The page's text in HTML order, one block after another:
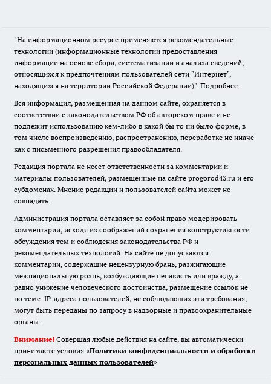
"На информационном ресурсе применяются рекомендательные
технологии (информационные технологии предоставления
информации на основе сбора, систематизации и анализа сведений,
относящихся к предпочтениям пользователей сети "Интернет",
находящихся на территории Российской Федерации)". Подробнее
Вся информация, размещенная на данном сайте, охраняется в
соответствии с законодательством РФ об авторском праве и не
подлежит использованию кем-либо в какой бы то ни было форме, в
том числе воспроизведению, распространению, переработке не иначе
как с письменного разрешения правообладателя.
Редакция портала не несет ответственности за комментарии и
материалы пользователей, размещенные на сайте progorod43.ru и его
субдоменах. Мнение редакции и пользователей сайта может не
совпадать.
Администрация портала оставляет за собой право модерировать
комментарии, исходя из соображений сохранения конструктивности
обсуждения тем и соблюдения законодательства РФ и
рекомендательных технологий. На сайте не допускаются
комментарии, содержащие нецензурную брань, разжигающие
межнациональную рознь, возбуждающие ненависть или вражду, а
равно унижение человеческого достоинства, размещение ссылок не
по теме. IP-адреса пользователей, не соблюдающих эти требования,
могут быть переданы по запросу в надзорные и правоохранительные
органы.
Внимание! Совершая любые действия на сайте, вы автоматически
принимаете условия «Политики конфиденциальности и обработки
персональных данных пользователей»